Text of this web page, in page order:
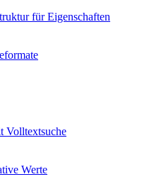
für Eigenschaften
Volltextsuche
Werte